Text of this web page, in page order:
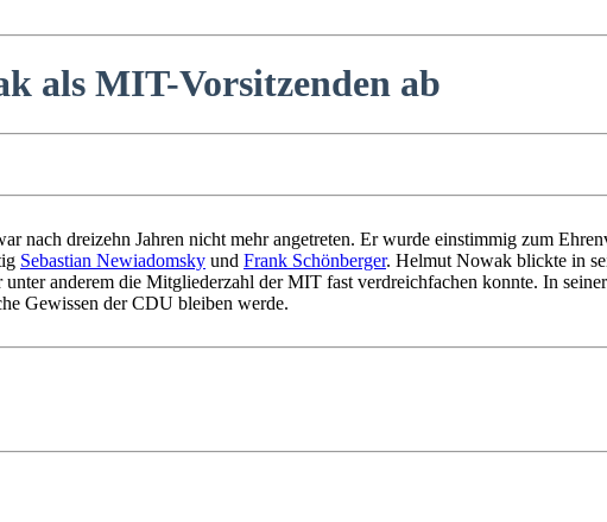
als MIT-Vorsitzenden ab
nach dreizehn Jahren nicht mehr angetreten. Er wurde einstimmig zum
Sebastian Newiadomsky und Frank Schönberger. Helmut Nowak blickte in
anderem die Mitgliederzahl der MIT fast verdreichfachen konnte. In
Gewissen der CDU bleiben werde.